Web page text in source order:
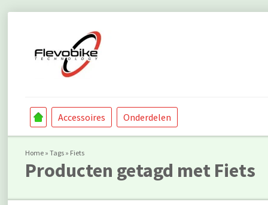
Accessoires Onderdelen
Home » Tags » Fiets
Producten getagd met Fiets